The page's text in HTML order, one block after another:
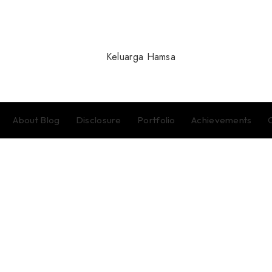
About Blog Disclosure Portfolio Achievements